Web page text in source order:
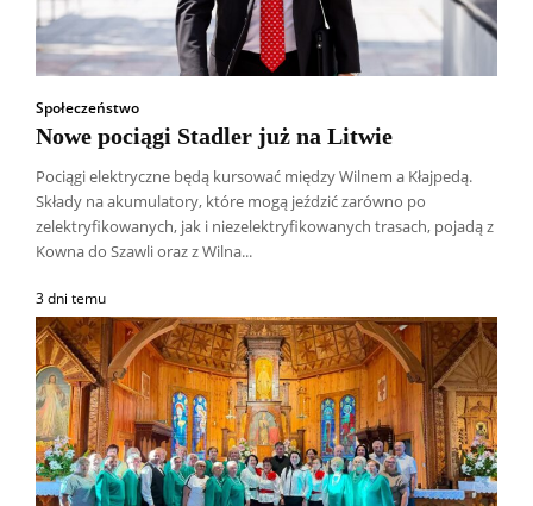
Społeczeństwo
Nowe pociągi Stadler już na Litwie
Pociągi elektryczne będą kursować między Wilnem a Kłajpedą.
Składy na akumulatory, które mogą jeździć zarówno po
zelektryfikowanych, jak i niezelektryfikowanych trasach, pojadą z
Kowna do Szawli oraz z Wilna...
3 dni temu